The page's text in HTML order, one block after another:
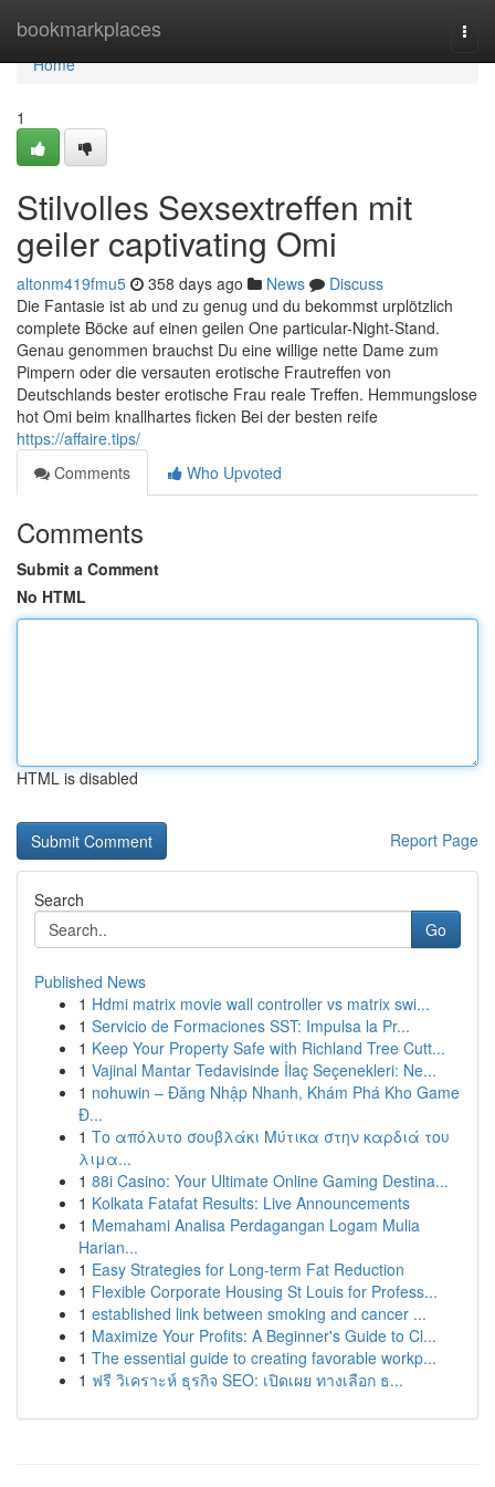
bookmarkplaces
Home
Home
1
Stilvolles Sexsextreffen mit
geiler captivating Omi
altonm419fmu5 358 days ago News
Discuss
Die Fantasie ist ab und zu genug und du bekommst urplötzlich
complete Böcke auf einen geilen One particular-Night-Stand.
Genau genommen brauchst Du eine willige nette Dame zum
Pimpern oder die versauten erotische Frautreffen von
Deutschlands bester erotische Frau reale Treffen. Hemmungslose
hot Omi beim knallhartes ficken Bei der besten reife
https://affaire.tips/
Comments
Who Upvoted
Comments
Submit a Comment
No HTML
HTML is disabled
Report Page
Search
Go
Published News
1 Hdmi matrix movie wall controller vs matrix swi...
1 Servicio de Formaciones SST: Impulsa la Pr...
1 Keep Your Property Safe with Richland Tree Cutt...
1 Vajinal Mantar Tedavisinde İlaç Seçenekleri: Ne...
1 nohuwin – Đăng Nhập Nhanh, Khám Phá Kho Game
Đ...
1 Το απόλυτο σουβλάκι Μύτικα στην καρδιά του
λιμα...
1 88i Casino: Your Ultimate Online Gaming Destina...
1 Kolkata Fatafat Results: Live Announcements
1 Memahami Analisa Perdagangan Logam Mulia
Harian...
1 Easy Strategies for Long-term Fat Reduction
1 Flexible Corporate Housing St Louis for Profess...
1 established link between smoking and cancer ...
1 Maximize Your Profits: A Beginner's Guide to Cl...
1 The essential guide to creating favorable workp...
1 ฟรี วิเคราะห์ ธุรกิจ SEO: เปิดเผย ทางเลือก ธ...